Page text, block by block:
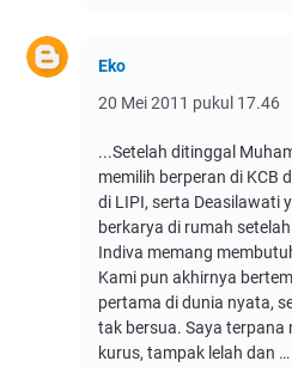
Eko
20 Mei 2011 pukul 17.46
...Setelah ditinggal
memilih berperan di KCB
di LIPI, serta Deasilawati
berkarya di rumah
Indiva memang
Kami pun akhirnya
pertama di dunia nyata,
tak bersua. Saya terpana
kurus, tampak lelah dan